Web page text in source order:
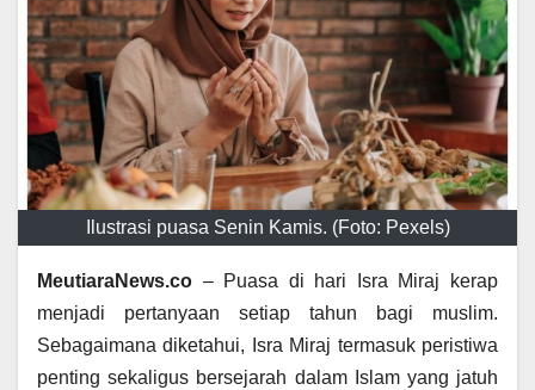
Ilustrasi puasa Senin Kamis. (Foto: Pexels)
MeutiaraNews.co – Puasa di hari Isra Miraj kerap
menjadi pertanyaan setiap tahun bagi muslim.
Sebagaimana diketahui, Isra Miraj termasuk peristiwa
penting sekaligus bersejarah dalam Islam yang jatuh